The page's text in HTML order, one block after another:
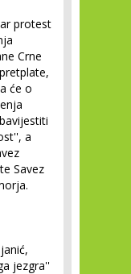
protest
Crne
će o
a
Savez
jezgra''